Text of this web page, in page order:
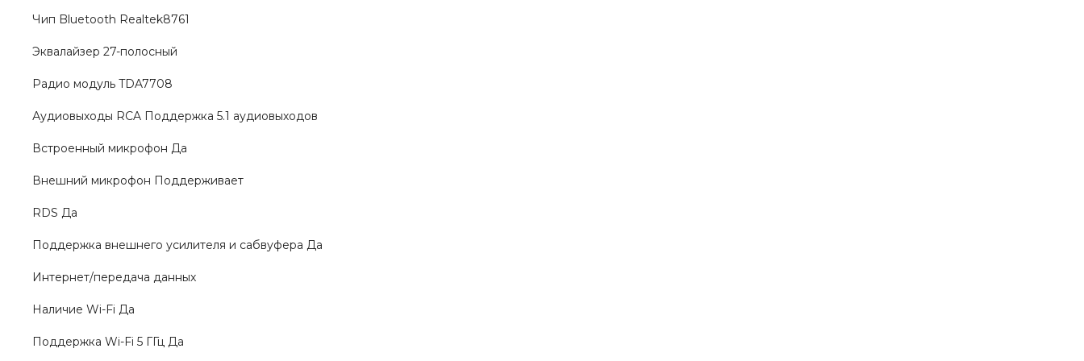
Чип Bluetooth Realtek8761
Эквалайзер 27-полосный
Радио модуль TDA7708
Аудиовыходы RCA Поддержка 5.1 аудиовыходов
Встроенный микрофон Да
Внешний микрофон Поддерживает
RDS Да
Поддержка внешнего усилителя и сабвуфера Да
Интернет/передача данных
Наличие Wi-Fi Да
Поддержка Wi-Fi 5 ГГц Да